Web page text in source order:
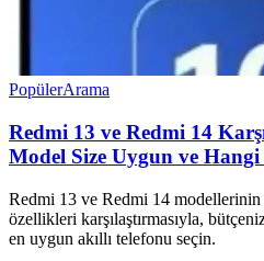
PopülerArama
Redmi 13 ve Redmi 14
Model Size Uygun ve
Redmi 13 ve Redmi 14 modellerinin
özellikleri karşılaştırmasıyla,
en uygun akıllı telefonu seçin.